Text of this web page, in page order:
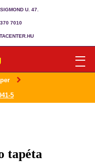
U. 47.
7010
5
tapéta